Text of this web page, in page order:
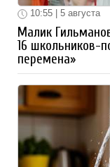
10:55 | 5 августа
Малик
16 школьников-
перемена»